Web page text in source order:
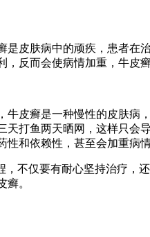
皮肤病中的顽疾，患者
反而会使病情加重，牛皮
皮癣是一种慢性的皮肤病
打鱼两天晒网，这样只会
和依赖性，甚至会加重病
，不仅要有耐心坚持治疗，还
。